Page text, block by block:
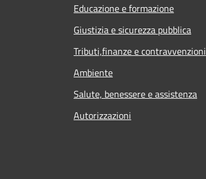
Educazione e formazione
Giustizia e sicurezza pubblica
Tributi,finanze e contravvenzioni
Ambiente
Salute, benessere e assistenza
Autorizzazioni